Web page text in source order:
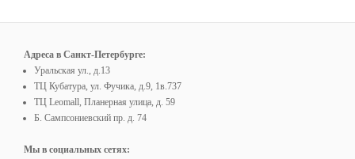
Адреса в Санкт-Петербурге:
Уральская ул., д.13
ТЦ Кубатура, ул. Фучика, д.9, 1в.737
ТЦ Leomall, Планерная улица, д. 59
Б. Сампсониевский пр. д. 74
Мы в социальных сетях: